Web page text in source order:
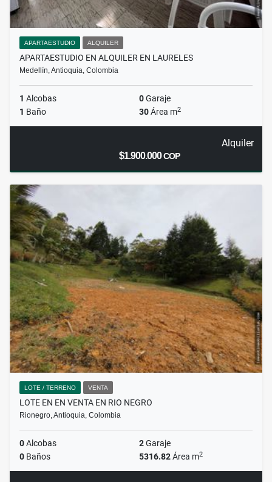
APARTAESTUDIO ALQUILER
APARTAESTUDIO EN ALQUILER EN LAURELES
Medellín, Antioquia, Colombia
1 Alcobas 0Garaje
1 Baño 30Área m2
Alquiler
$1.900.000COP
LOTE / TERRENO VENTA
LOTE EN EN VENTA EN RIO NEGRO
Rionegro, Antioquia, Colombia
0Alcobas 2Garaje
0 Baños 5316.82Área m2